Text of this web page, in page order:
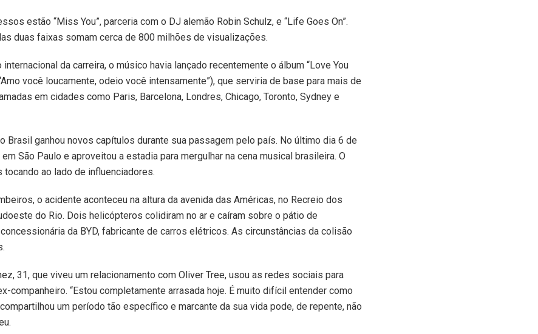
estão “Miss You”, parceria com o DJ alemão Robin Schulz, e “Life Goes On”.
duas faixas somam cerca de 800 milhões de visualizações.
da carreira, o músico havia lançado recentemente o álbum “Love You
você loucamente, odeio você intensamente”), que serviria de base para mais de
em cidades como Paris, Barcelona, Londres, Chicago, Toronto, Sydney e
Brasil ganhou novos capítulos durante sua passagem pelo país. No último dia 6 de
São Paulo e aproveitou a estadia para mergulhar na cena musical brasileira. O
ao lado de influenciadores.
o acidente aconteceu na altura da avenida das Américas, no Recreio dos
do Rio. Dois helicópteros colidiram no ar e caíram sobre o pátio de
da BYD, fabricante de carros elétricos. As circunstâncias da colisão
31, que viveu um relacionamento com Oliver Tree, usou as redes sociais para
companheiro. “Estou completamente arrasada hoje. É muito difícil entender como
um período tão específico e marcante da sua vida pode, de repente, não